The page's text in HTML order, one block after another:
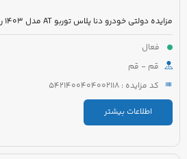
فعال
قم - قم
کد مزایده : 5421400404002118
اطلاعات بیشتر